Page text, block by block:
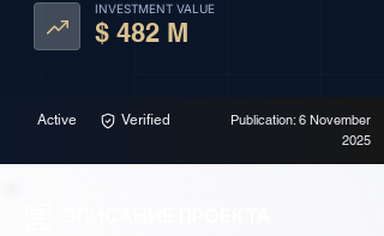
INVESTMENT VALUE
$ 482 M
Active Verified
Publication: 6 November
2025